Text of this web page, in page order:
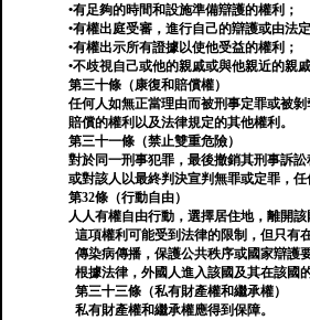
•有足夠的時間和設施準備辯護的權利；
•有權出庭受審，進行自己的辯護或由法
•有權出示所有證據以使他受益的權利；
•不歧視自己或他的親戚或與他親近的親
第三十條（康復和賠償權）
任何人如無正當理由而被刑事定罪或被
賠償的權利以及法律規定的其他權利。
第三十一條（禁止雙重危險）
對於同一刑事犯罪，最後撤銷其刑事訴訟
或對該人以最終判決宣判無罪或定罪，任
第32條（行動自由）
人人有權自由行動，選擇居住地，離開該
這項權利可能受到法律的限制，但只有
傳染病傳播，保護公共秩序或國家辯護
根據法律，外國人進入該國及其在該國
第三十三條（私有財產權和繼承權）
私有財產權和繼承權應得到保障。